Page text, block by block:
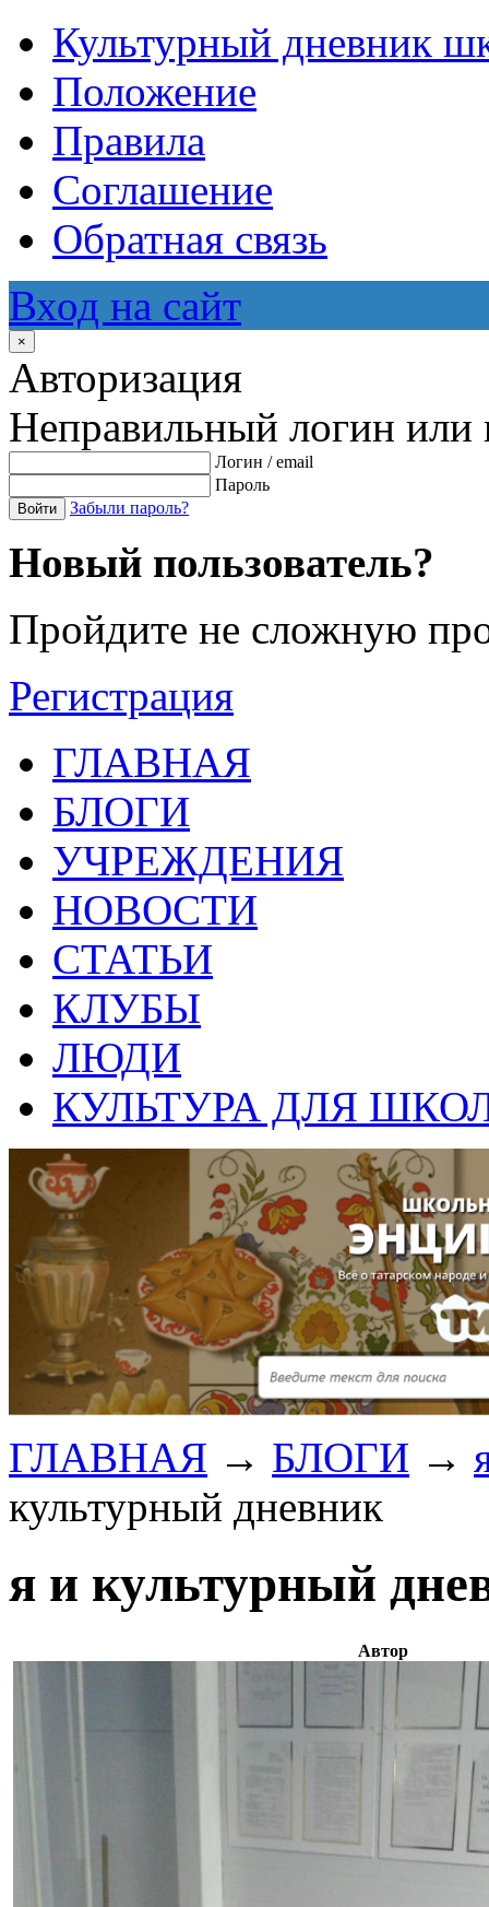
Культурный дневник
Положение
Правила
Соглашение
Обратная связь
Вход на сайт
×
Авторизация
Неправильный логин или
Логин / email
Пароль
Войти Забыли пароль?
Новый пользователь?
Пройдите не сложную
Регистрация
ГЛАВНАЯ
БЛОГИ
УЧРЕЖДЕНИЯ
НОВОСТИ
СТАТЬИ
КЛУБЫ
ЛЮДИ
КУЛЬТУРА ДЛЯ
ГЛАВНАЯ → БЛОГИ →
культурный дневник
я и культурный
Автор